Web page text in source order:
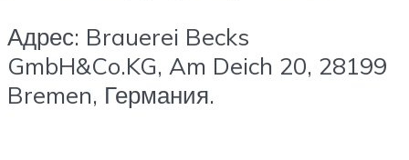
Адрес: Brauerei Becks
GmbH&Co.KG, Am Deich 20, 28199
Bremen, Германия.